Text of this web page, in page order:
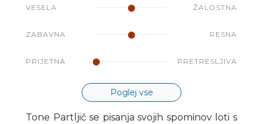
VESELA ŽALOSTNA
ZABAVNA RESNA
PRIJETNA PRETRESLJIVA
Poglej vse
Tone Partljič se pisanja svojih spominov loti s